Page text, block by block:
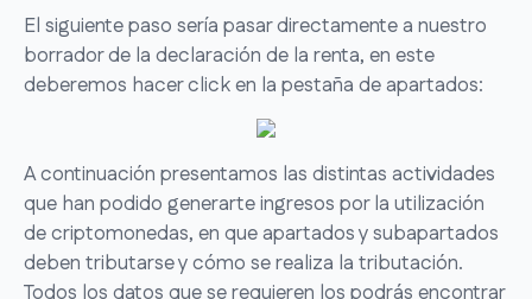
El siguiente paso sería pasar directamente a nuestro
borrador de la declaración de la renta, en este
deberemos hacer click en la pestaña de apartados:
A continuación presentamos las distintas actividades
que han podido generarte ingresos por la utilización
de criptomonedas, en que apartados y subapartados
deben tributarse y cómo se realiza la tributación.
Todos los datos que se requieren los podrás encontrar